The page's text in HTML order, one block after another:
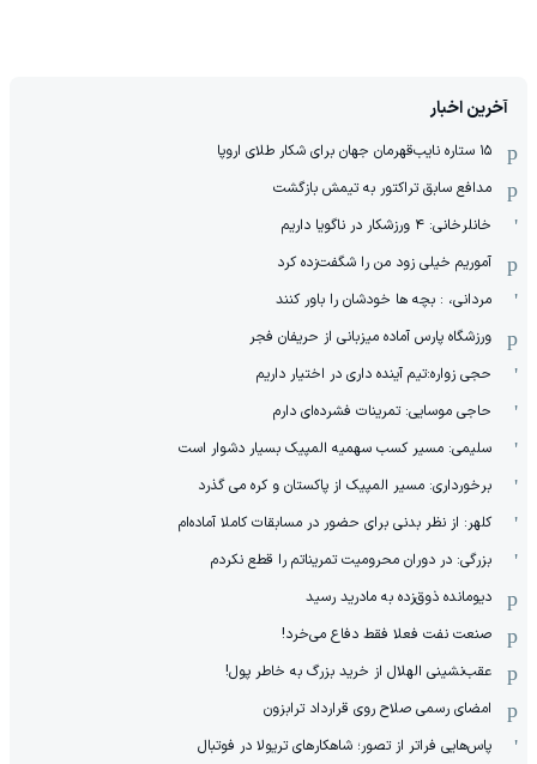
آخرین اخبار
١۵ ستاره نایب‌قهرمان جهان برای شکار طلای اروپا
مدافع سابق تراکتور به تیمش بازگشت
خانلرخانی: ۴ ورزشکار در ناگویا داریم
آموریم خیلی زود من را شگفت‌زده کرد
مردانی، : بچه ها خودشان را باور کنند
ورزشگاه پارس آماده میزبانی از حریفان فجر
حجی زواره:تیم آینده داری در اختیار داریم
حاجی موسایی: تمرینات فشرده‌ای دارم
سلیمی: مسیر کسب سهمیه المپیک بسیار دشوار است
برخورداری: مسیر المپیک از پاکستان و کره می گذرد
کلهر: از نظر بدنی برای حضور در مسابقات کاملا آماده‌ام
بزرگی: در دوران محرومیت تمریناتم را قطع نکردم
دیومانده ذوق‌زده به مادرید رسید
صنعت نفت فعلا فقط دفاع می‌خرد!
عقب‌نشینی الهلال از خرید بزرگ به خاطر پول!
امضای رسمی صلاح روی قرارداد ترابزون
پاس‌هایی فراتر از تصور؛ شاهکارهای تریولا در فوتبال